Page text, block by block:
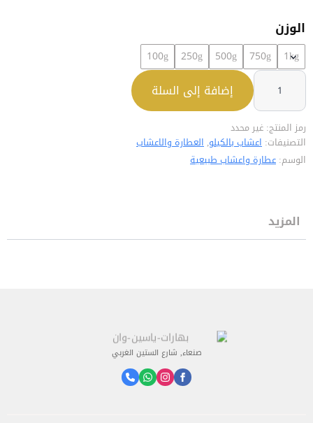
الوزن
1kg
750g
500g
250g
100g
كمية
إضافة إلى السلة
رمز المنتج: غير محدد
التصنيفات: اعشاب بالكيلو, العطارة والاعشاب
الوسم: عطارة واعشاب طبيعية
المزيد
صنعاء, شارع الستين الغربي